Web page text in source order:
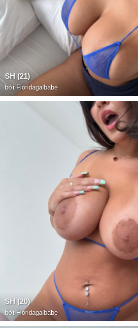
SH (21)
bởiFloridagalbabe
SH (20)
bởiFloridagalbabe